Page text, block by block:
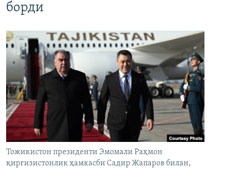
борди
Тожикистон президенти Эмомали Раҳмон
қирғизистонлик ҳамкасби Садир Жапаров билан,